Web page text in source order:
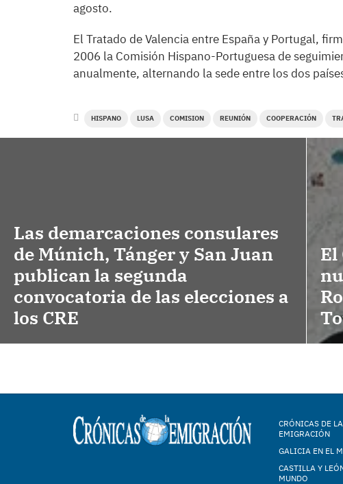
agosto.
El Tratado de Valencia entre España y Portugal,
2006 la Comisión Hispano-Portuguesa de
anualmente, alternando la sede entre los dos
HISPANO LUSA COMISION REUNIÓN COOPERACIÓN
Las demarcaciones consulares
de Múnich, Tánger y San Juan
publican la segunda
convocatoria de las elecciones a
los CRE
El
CRÓNICAS DE LA
EMIGRACIÓN
GALICIA EN EL
CASTILLA Y
MUNDO